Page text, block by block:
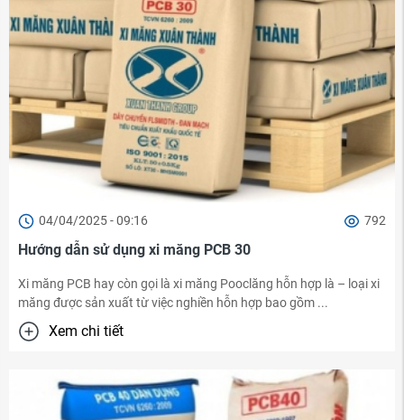
04/04/2025 - 09:16 792
Hướng dẫn sử dụng xi măng PCB 30
Xi măng PCB hay còn gọi là xi măng Pooclăng hỗn hợp là – loại xi
măng được sản xuất từ việc nghiền hỗn hợp bao gồm ...
Xem chi tiết